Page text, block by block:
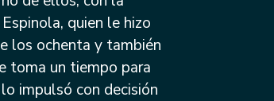
quien le hizo
los ochenta y también
toma un tiempo para
impulsó con decisión